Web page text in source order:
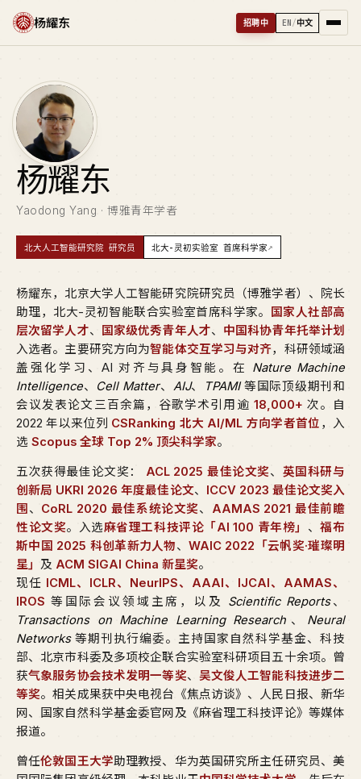
杨耀东 招聘中 EN/中文
杨耀东
Yaodong Yang · 博雅青年学者
北大人工智能研究院 研究员 北大-灵初实验室 首席科学家↗
杨耀东，北京大学人工智能研究院研究员（博雅学者）、院长
助理，北大-灵初智能联合实验室首席科学家。
国家人社部高
层次留学人才、 国家级优秀青年人才、 中国科协青年托举计划
入选者。主要研究方向为智能体交互学习与对齐，科研领域涵
盖强化学习、AI 对齐与具身智能。在 Nature Machine
Intelligence、 Cell Matter、 AIJ、 TPAMI等国际顶级期刊和
会议发表论文三百余篇，谷歌学术引用逾 18,000+ 次。自
2022 年以来位列 CSRanking 北大 AI/ML 方向学者首位 ，入
选 Scopus 全球 Top 2% 顶尖科学家。
五次获得最佳论文奖： ACL 2025 最佳论文奖、 英国科研与
创新局 UKRI 2026 年度最佳论文、 ICCV 2023 最佳论文奖入
围 、 CoRL 2020 最佳系统论文奖、 AAMAS 2021 最佳前瞻
性论文奖。入选麻省理工科技评论「AI 100 青年榜」 、福布
斯中国 2025 科创革新力人物、WAIC 2022「云帆奖·璀璨明
星」 及 ACM SIGAI China 新星奖。
现任 ICML、ICLR、NeurIPS、AAAI、IJCAI、AAMAS、
IROS 等国际会议领域主席，以及 Scientific Reports、
Transactions on Machine Learning Research 、 Neural
Networks等期刊执行编委。主持国家自然科学基金、科技
部、北京市科委及多项校企联合实验室科研项目五十余项。曾
获气象服务协会技术发明一等奖、 吴文俊人工智能科技进步二
等奖。相关成果获中央电视台《焦点访谈》、人民日报、新华
网、国家自然科学基金委官网及《麻省理工科技评论》等媒体
报道。
曾任伦敦国王大学助理教授、华为英国研究所主任研究员、美